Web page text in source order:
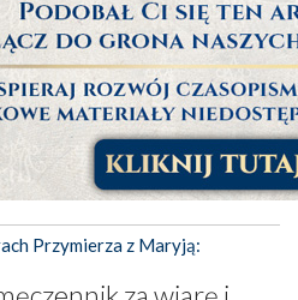
Przymierza z Maryją: